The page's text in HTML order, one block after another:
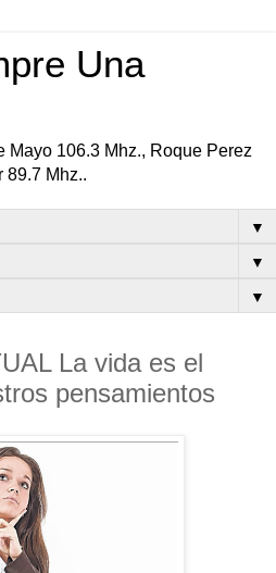
Una
Mayo 106.3 Mhz., Roque Perez
89.7 Mhz..
▼
▼
▼
La vida es el
pensamientos